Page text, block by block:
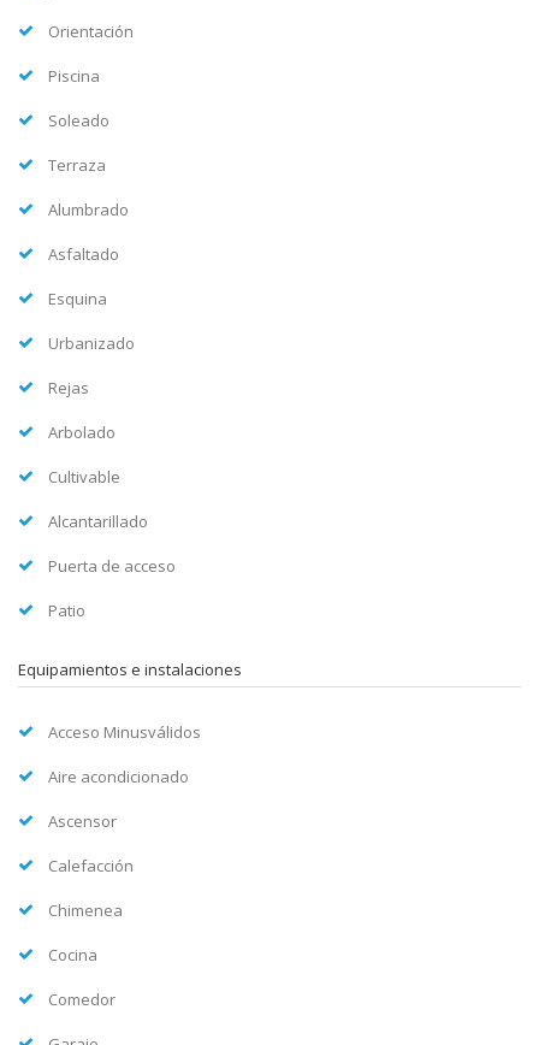
Orientación
Piscina
Soleado
Terraza
Alumbrado
Asfaltado
Esquina
Urbanizado
Rejas
Arbolado
Cultivable
Alcantarillado
Puerta de acceso
Patio
Equipamientos e instalaciones
Acceso Minusválidos
Aire acondicionado
Ascensor
Calefacción
Chimenea
Cocina
Comedor